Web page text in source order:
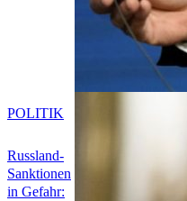
Russland-
Sanktionen
in Gefahr:
POLITIK